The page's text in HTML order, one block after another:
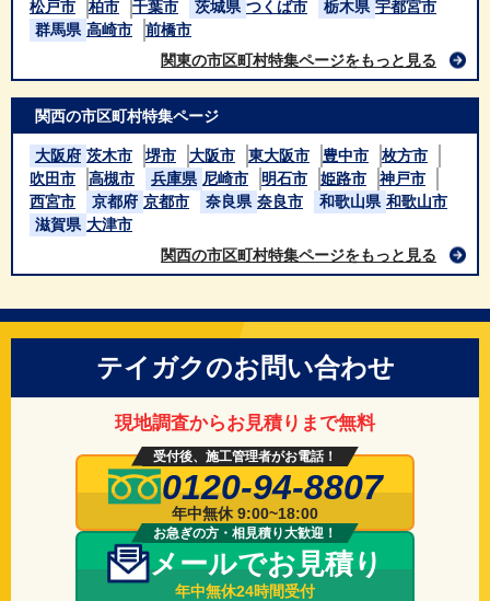
松戸市
柏市 千葉市 茨城県 つくば市 栃木県 宇都宮市
群馬県 高崎市
前橋市
関東の市区町村特集ページをもっと見る
関西の市区町村特集ページ
大阪府 茨木市 堺市 大阪市 東大阪市 豊中市
枚方市
吹田市
高槻市 兵庫県 尼崎市 明石市 姫路市
神戸市
西宮市
京都府 京都市 奈良県 奈良市 和歌山県 和歌山市
滋賀県 大津市
関西の市区町村特集ページをもっと見る
テイガクのお問い合わせ
現地調査からお見積りまで無料
受付後、施工管理者がお電話！
0120-94-8807
年中無休 9:00~18:00
お急ぎの方・相見積り大歓迎！
メールでお見積り
年中無休24時間受付